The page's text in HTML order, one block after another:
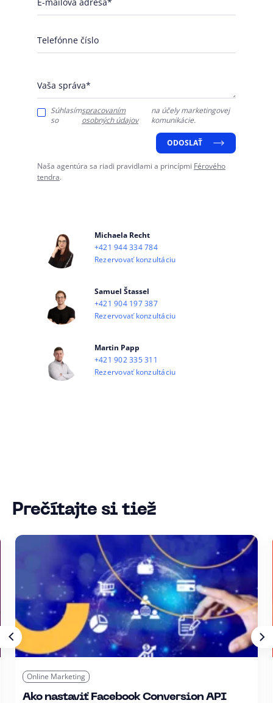
Michaela Recht
+421 944 334 784
Rezervovať konzultáciu
Samuel Štassel
+421 904 197 387
Rezervovať konzultáciu
Martin Papp
+421 902 335 311
Rezervovať konzultáciu
Telefónne číslo
Vaša správa*
Súhlasím
so
spracovaním
osobných údajov
na účely marketingovej
komunikácie.
ODOSLAŤ
Naša agentúra sa riadi pravidlami a princípmi Férového
tendra.
Prečítajte si tiež
Online Marketing
Ako nastaviť Facebook Conversion API